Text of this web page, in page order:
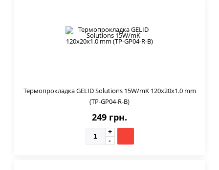
Термопрокладка GELID Solutions 15W/mK 120x20x1.0 mm
(TP-GP04-R-B)
249 грн.